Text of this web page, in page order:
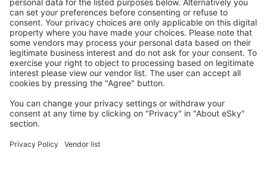
Cazarea preferată
Alege din peste 1,3 mil. de opţiuni: hoteluri, cabane,
apartamente și altele.
Cele mai căutate hoteluri de către utilizatorii eSky
Hoteluri în Germania - Orașe populare